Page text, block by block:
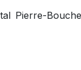
Pierre-